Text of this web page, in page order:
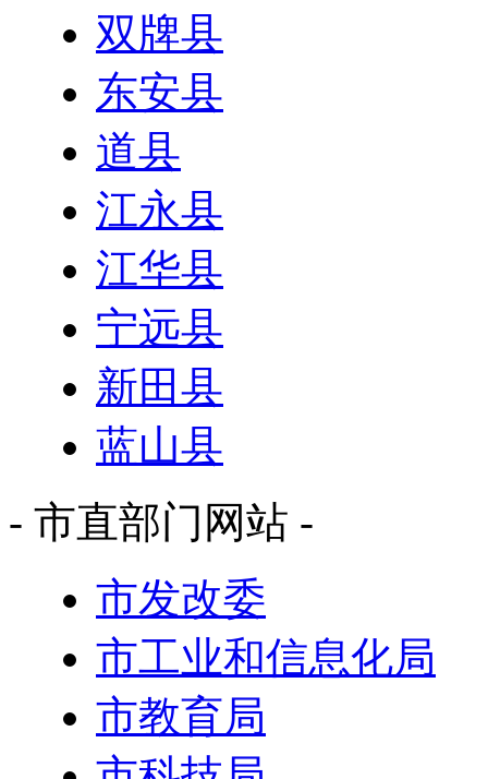
双牌县
东安县
道县
江永县
江华县
宁远县
新田县
蓝山县
- 市直部门网站 -
市发改委
市工业和信息化局
市教育局